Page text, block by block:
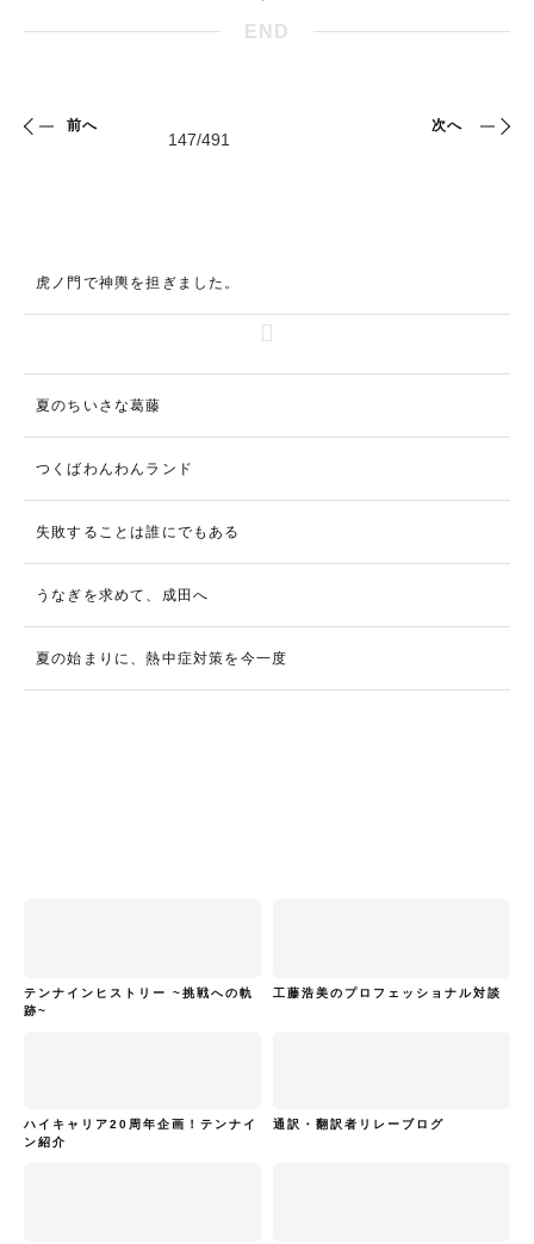
END
前へ 次へ
虎ノ門で神輿を担ぎました。
夏のちいさな葛藤
つくばわんわんランド
失敗することは誰にでもある
うなぎを求めて、成田へ
夏の始まりに、熱中症対策を今一度
テンナインヒストリー ~挑戦への軌
跡~
工藤浩美のプロフェッショナル対談
ハイキャリア20周年企画！テンナイ
ン紹介
通訳・翻訳者リレーブログ